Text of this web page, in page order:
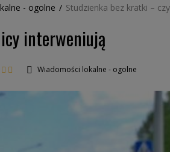
- ogolne / Studzienka bez kratki –
interweniują
Wiadomości lokalne - ogolne